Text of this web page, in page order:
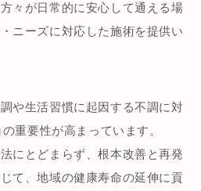
々が日常的に安心して通える場
ニーズに対応した施術を提供い
や生活習慣に起因する不調に対
の重要性が高まっています。
にとどまらず、根本改善と再発
て、地域の健康寿命の延伸に貢